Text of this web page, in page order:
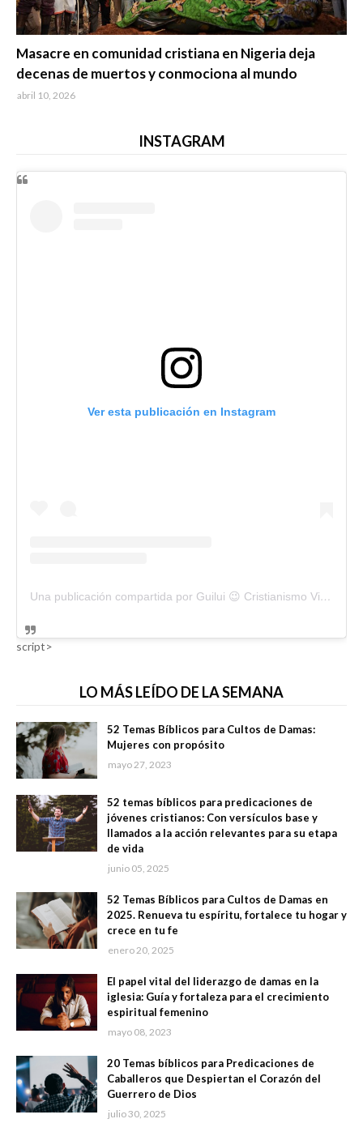
Masacre en comunidad cristiana en Nigeria deja
decenas de muertos y conmociona al mundo
abril 10, 2026
INSTAGRAM
Ver esta publicación en Instagram
Una publicación compartida por Guilui 😉 Cristianismo Viral (@guiluiviral)
script>
LO MÁS LEÍDO DE LA SEMANA
52 Temas Bíblicos para Cultos de Damas:
Mujeres con propósito
mayo 27, 2023
52 temas bíblicos para predicaciones de
jóvenes cristianos: Con versículos base y
llamados a la acción relevantes para su etapa
de vida
junio 05, 2025
52 Temas Bíblicos para Cultos de Damas en
2025. Renueva tu espíritu, fortalece tu hogar y
crece en tu fe
enero 20, 2025
El papel vital del liderazgo de damas en la
iglesia: Guía y fortaleza para el crecimiento
espiritual femenino
mayo 08, 2023
20 Temas bíblicos para Predicaciones de
Caballeros que Despiertan el Corazón del
Guerrero de Dios
julio 30, 2025